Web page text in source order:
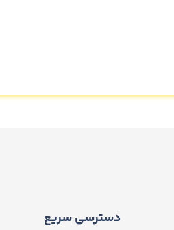
دسترسی سریع